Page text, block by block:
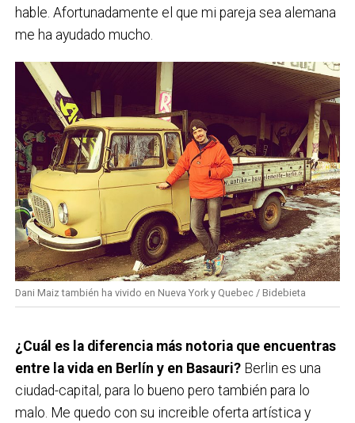
hable. Afortunadamente el que mi pareja sea alemana
me ha ayudado mucho.
Dani Maiz también ha vivido en Nueva York y Quebec / Bidebieta
¿Cuál es la diferencia más notoria que encuentras
entre la vida en Berlín y en Basauri? Berlin es una
ciudad-capital, para lo bueno pero también para lo
malo. Me quedo con su increible oferta artística y